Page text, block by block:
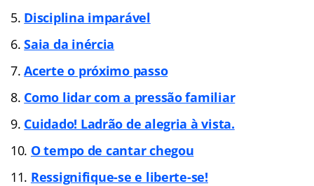
Disciplina imparável
Saia da inércia
Acerte o próximo passo
Como lidar com a pressão familiar
Cuidado! Ladrão de alegria à vista.
O tempo de cantar chegou
Ressignifique-se e liberte-se!